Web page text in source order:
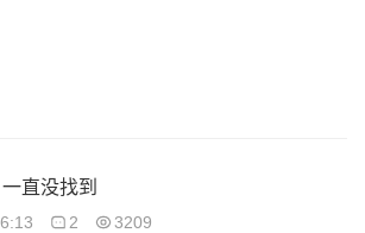
直没找到
2 3209